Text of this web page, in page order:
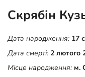
Скрябін
Дата народження: 17
Дата смерті: 2 лютого
Місце народження: м.